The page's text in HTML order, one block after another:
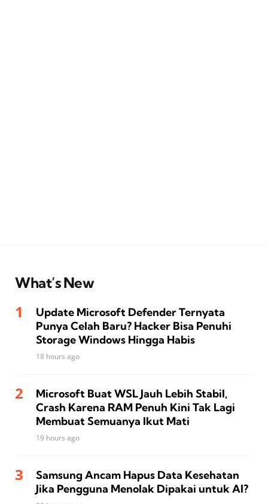
What’s New
Update Microsoft Defender Ternyata
Punya Celah Baru? Hacker Bisa Penuhi
Storage Windows Hingga Habis
18 hours ago
Microsoft Buat WSL Jauh Lebih Stabil,
Crash Karena RAM Penuh Kini Tak Lagi
Membuat Semuanya Ikut Mati
19 hours ago
Samsung Ancam Hapus Data Kesehatan
Jika Pengguna Menolak Dipakai untuk AI?